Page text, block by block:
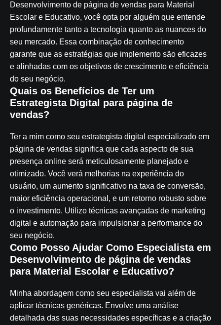
Desenvolvimento de página de vendas para Material
Escolar e Educativo, você opta por alguém que entende
profundamente tanto a tecnologia quanto as nuances do
seu mercado. Essa combinação de conhecimento
garante que as estratégias que implemento são eficazes
e alinhadas com os objetivos de crescimento e eficiência
do seu negócio.
Quais os Benefícios de Ter um
Estrategista Digital para página de
vendas?
Ter a mim como seu estrategista digital especializado em
página de vendas significa que cada aspecto de sua
presença online será meticulosamente planejado e
otimizado. Você verá melhorias na experiência do
usuário, um aumento significativo na taxa de conversão,
maior eficiência operacional, e um retorno robusto sobre
o investimento. Utilizo técnicas avançadas de marketing
digital e automação para impulsionar a performance do
seu negócio.
Como Posso Ajudar Como Especialista em
Desenvolvimento de página de vendas
para Material Escolar e Educativo?
Minha abordagem como seu especialista vai além de
aplicar técnicas genéricas. Envolve uma análise
detalhada das suas necessidades específicas e a criação